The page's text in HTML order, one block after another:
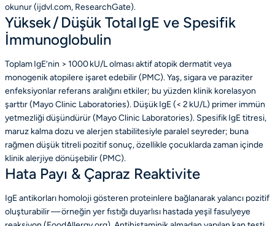
okunur (ijdvl.com, ResearchGate).
Yüksek / Düşük Total IgE ve Spesifik
İmmunoglobulin
Toplam IgE’nin > 1000 kU/L olması aktif atopik dermatit veya
monogenik atopilere işaret edebilir (PMC). Yaş, sigara ve paraziter
enfeksiyonlar referans aralığını etkiler; bu yüzden klinik korelasyon
şarttır (Mayo Clinic Laboratories). Düşük IgE (< 2 kU/L) primer immün
yetmezliği düşündürür (Mayo Clinic Laboratories). Spesifik IgE titresi,
maruz kalma dozu ve alerjen stabilitesiyle paralel seyreder; buna
rağmen düşük titreli pozitif sonuç, özellikle çocuklarda zaman içinde
klinik alerjiye dönüşebilir (PMC).
Hata Payı & Çapraz Reaktivite
IgE antikorları homoloji gösteren proteinlere bağlanarak yalancı pozitif
oluşturabilir — örneğin yer fıstığı duyarlısı hastada yeşil fasulyeye